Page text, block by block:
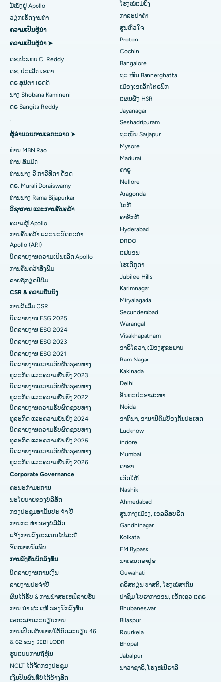
ຊອກຫາແພດຊ່ຽວຊານດ້ານລະບົບທາງເດີນ
ປັດສະວະ
ຊອກຫາແພດຜູ້ຊ່ຽວຊານດ້ານພະຍາດເບົາຫວານ
ຊອກຫາແພດຊ່ຽວຊານດ້ານພະຍາດຍິງ
ຊອກຫາແພດທົ່ວໄປ
ຊອກຫານັກຈິດຕະວິທະຍາ
ຊອກຫາແພດຜ່າຕັດທົ່ວໄປ
ໂຮງໝໍທີ່ດີທີ່ສຸດໃນ Karapakkam, Chennai
ໂຮງໝໍທີ່ດີທີ່ສຸດໃນ Arilova, Vizag
ໂຮງໝໍທີ່ດີທີ່ສຸດໃນ Kanpur Road, Lucknow
ໂຮງໝໍທີ່ດີທີ່ສຸດໃນເຂດ 26, Noida
ໂຮງໝໍທີ່ດີທີ່ສຸດໃນ Gandhinagar, Ahmedabad
ໂຮງໝໍທີ່ດີທີ່ສຸດໃນ Aragonda, Andhra Pradesh
ໂຮງໝໍທີ່ດີທີ່ສຸດໃນຖະໜົນ Bannerghatta, Bangalore
ໂຮງໝໍທີ່ດີທີ່ສຸດໃນໜ່ວຍທີ 15, Bhubaneswar
ໂຮງໝໍທີ່ດີທີ່ສຸດໃນຖະໜົນ Seepat, Bilaspur
ໂຮງໝໍທີ່ດີທີ່ສຸດໃນ Ellisbridge, Ahmedabad
ໂຮງໝໍທີ່ດີທີ່ສຸດໃນນິວເດລີ
ໂຮງໝໍທີ່ດີທີ່ສຸດໃນ DRDO, Hyderabad
ໂຮງໝໍທີ່ດີທີ່ສຸດໃນ GS Road, Guwahati
ໂຮງໝໍທີ່ດີທີ່ສຸດໃນ Hyderguda, Hyderabad
ໂຮງໝໍທີ່ດີທີ່ສຸດໃນ Vijay Nagar, Indore
ໂຮງໝໍທີ່ດີທີ່ສຸດໃນ Suryaraopeta Main Road, Kakinada
ໂຮງໝໍທີ່ດີທີ່ສຸດໃນ Canal Circular Road, Kolkata
ໂຮງໝໍທີ່ດີທີ່ສຸດໃນ CBD Belapur, Navi Mumbai
ໂຮງໝໍທີ່ດີທີ່ສຸດໃນ Panchavati, Nashik
ໂຮງໝໍທີ່ດີທີ່ສຸດໃນ Secunderabad, Hyderabad
ໂຮງໝໍທີ່ດີທີ່ສຸດໃນ Seshadripuram, Bangalore
ໂຮງໝໍທີ່ດີທີ່ສຸດໃນ Waltair Main Road, Visakhapatnam
ໂຮງຫມໍທີ່ດີທີ່ສຸດໃນ Subhash Nagar Road, Karimnagar
ໂຮງຫມໍທີ່ດີທີ່ສຸດໃນ Managari, Karaikudi
ໂຮງໝໍທີ່ດີທີ່ສຸດໃນ Arepally, Warangal
ໂຮງໝໍທີ່ດີທີ່ສຸດໃນ Arera Colony, Bhopal
ໂຮງຫມໍທີ່ດີທີ່ສຸດໃນ Jayanagar, Bangalore
ໂຮງໝໍທີ່ດີທີ່ສຸດໃນ KK Nagar, Madurai
ໂຮງຫມໍທີ່ດີທີ່ສຸດໃນ Ramji Nagar, Nellore
ໂຮງຫມໍທີ່ດີທີ່ສຸດໃນ Sector-19, Rourkela
ໂຮງໝໍທີ່ດີທີ່ສຸດໃນ Swargate, Pune
ໂຮງໝໍມະເຮັງແມ່ຍິງທີ່ດີທີ່ສຸດໃນພາກໃຕ້ຂອງເດລີ
Transcatheter Aortic Valve ປ່ຽນແທນ
ສ້ອມແປງວາວ MitraClip
ການຜ່າຕັດຫົວໃຈແບບຮຸກຮານໜ້ອຍສຸດ
catheter Ablation
ການຜ່າຕັດຟື້ນຟູ ACL
ການປ່ຽນແທນບ່າໄຫລ່
ເສັ້ນເລືອດແດງຂອງມົດລູກ
ການຜ່າຕັດໄຂ່ຫຼັງ
ການຜ່າຕັດມະເຮັງເຕົ້ານົມ
ການປິ່ນປົວໂຣກຜີວ ໜັງ
Colonoscopy
Polypectomy
ການກະຕຸ້ນສະຫມອງເລິກ
ການກວດລ້າງຊ່ອງຄອດ
ການກວດຮ່າງກາຍຂອງຫມາກໄຂ່ຫຼັງ
Parathyroidectomy
ການຜ່າຕັດ Cytoreductive
ເຊລາມິກການທົດແທນຫົວເຂົ່າທັງຫມົດ
ERCP
ມື້ໜຶ່ງຢູ່ Apollo
ວຽກເຮັດງານທໍາ
ຄວາມເປັນຜູ້ນໍາ
ຄວາມເປັນຜູ້ນໍາ ➤
ດຣ.ປະເທບ C. Reddy
ດຣ. ປະເສີດ ເຣດາ
ດຣ ສຸນີຕາ ເຣດດີ
ນາງ Shobana Kamineni
ດຣ Sangita Reddy
.
ຜູ້ອໍານວຍການເອກະລາດ ➤
ທ່ານ MBN Rao
ທ່ານ ສົມມິດ
ທ່ານ​ນາງ ວີ ກາ​ວິ​ທິ​ດາ ດັອດ
ດຣ. Murali Doraiswamy
ທ່ານ​ນາງ Rama Bijapurkar
ວິຊາການ ແລະການຄົ້ນຄວ້າ
ຄວາມຮູ້ Apollo
ການຄົ້ນຄວ້າ ແລະນະວັດຕະກໍາ
Apollo (ARI)
ບົດລາຍງານຄວາມເປັນເລີດ Apollo
ການຄົ້ນຄວ້າສິ່ງພິມ
ລາຍຊື່ກຽດນິຍົມ
CSR & ຄວາມຍືນຍົງ
ການລິເລີ່ມ CSR
ບົດລາຍງານ ESG 2025
ບົດລາຍງານ ESG 2024
ບົດລາຍງານ ESG 2023
ບົດລາຍງານ ESG 2021
ບົດລາຍງານຄວາມຮັບຜິດຊອບທາງ
ທຸລະກິດ ແລະຄວາມຍືນຍົງ 2023
ບົດລາຍງານຄວາມຮັບຜິດຊອບທາງ
ທຸລະກິດ ແລະຄວາມຍືນຍົງ 2022
ບົດລາຍງານຄວາມຮັບຜິດຊອບທາງ
ທຸລະກິດ ແລະຄວາມຍືນຍົງ 2024
ບົດລາຍງານຄວາມຮັບຜິດຊອບທາງ
ທຸລະກິດ ແລະຄວາມຍືນຍົງ 2025
ບົດລາຍງານຄວາມຮັບຜິດຊອບທາງ
ທຸລະກິດ ແລະຄວາມຍືນຍົງ 2026
Corporate Governance
ຄະນະກໍາມະການ
ນະໂຍບາຍຂອງບໍລິສັດ
ກອງປະຊຸມສາມັນປະ ຈຳ ປີ
ການກະ ທຳ ຂອງບໍລິສັດ
ແຈ້ງການລົງຄະແນນໄປສະນີ
ຈົດໝາຍນັດພົບ
ການລົງທຶນນັກລົງທຶນ
ບົດລາຍງານການເງິນ
ລາຍງານປະຈໍາປີ
ຜົນໄດ້ຮັບ & ການນໍາສະເຫນີລາຍຮັບ
ການ ນຳ ສະ ເໜີ ຂອງນັກລົງທືນ
ເອກະສານລະບຽບການ
ການເປີດເຜີຍພາຍໃຕ້ກົດລະບຽບ 46
& 62 ຂອງ SEBI LODR
ຮູບແບບການຖືຫຸ້ນ
NCLT ໄດ້​ຈັດ​ກອງ​ປະ​ຊຸມ​
ເງິນປັນຜົນທີ່ບໍ່ໄດ້ອ້າງສິດ
ໂຮງໝໍແມ່ຍິງ
ກາລະປາຄຳ
ສູນຫົວໃຈ
Proton
Cochin
Bangalore
ຖະ ໜົນ Bannerghatta
ເມືອງເອເລັກໂຕຣນິກ
ແຜນຜັງ HSR
Jayanagar
Seshadripuram
ຖະໜົນ Sarjapur
Mysore
Madurai
ຄາຣູ
Nellore
Aragonda
ໄຕກີ
ຄາຣິກກີ
Hyderabad
DRDO
ແຟບອນ
ໄຮເດີກູດາ
Jubilee Hills
Karimnagar
Miryalagada
Secunderabad
Warangal
Visakhapatnam
ອາຣິໂລວາ, ເມືອງສຸຂະພາບ
Ram Nagar
Kakinada
Delhi
ອິນທະປະຣາສະທາ
Noida
ອາທີນາ, ອານານິຄົມປ້ອງກັນປະເທດ
Lucknow
Indore
Mumbai
ດາຣາ
ເຮັດໃຫ້
Nashik
Ahmedabad
ສູນກາງເມືອງ, ເອລລິສບຣິດ
Gandhinagar
Kolkata
EM Bypass
ນາເຣນດຣາປູຣ
Guwahati
ຄຣິສຕຽນ ບາສຕີ, ໂຮງໝໍສາກົນ
ປາຊິມ ໂບຣາກາອອນ, ເອັກເຊວ ແຄຣ
Bhubaneswar
Bilaspur
Rourkela
Bhopal
Jabalpur
ນາວາຊາຣີ, ໂຮງໝໍນິຣາລີ